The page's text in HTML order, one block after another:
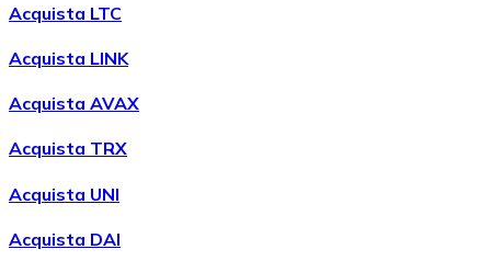
Acquista LTC
Acquista LINK
Acquista AVAX
Acquista TRX
Acquista UNI
Acquista DAI